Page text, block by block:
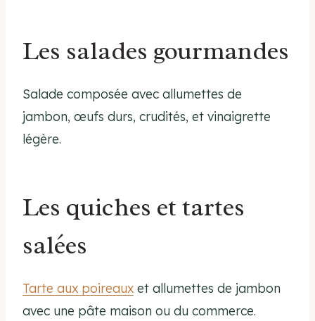
Les salades gourmandes
Salade composée avec allumettes de
jambon, œufs durs, crudités, et vinaigrette
légère.
Les quiches et tartes
salées
Tarte aux poireaux et allumettes de jambon
avec une pâte maison ou du commerce.